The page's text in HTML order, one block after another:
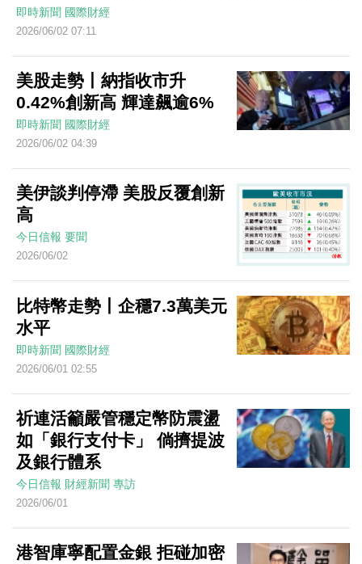
即時新聞 國際財經
2026/06/02 07:11
美股走勢丨納指收市升
0.42%創新高 輝達飆逾6%
即時新聞 國際財經
2026/06/02 04:39
美伊談判停滯 美股反覆創新
高
今日信報 要聞
2026/06/02
比特幣走勢丨企穩7.3萬美元
水平
即時新聞 國際財經
2026/06/01 02:55
祈連活籲嚴管穩定幣防震盪
如「銀行支付卡」 倘擠提波
及銀行體系
今日信報 財經新聞 專訪
2026/06/01
港智庫寧配置金銀 拒碰加密